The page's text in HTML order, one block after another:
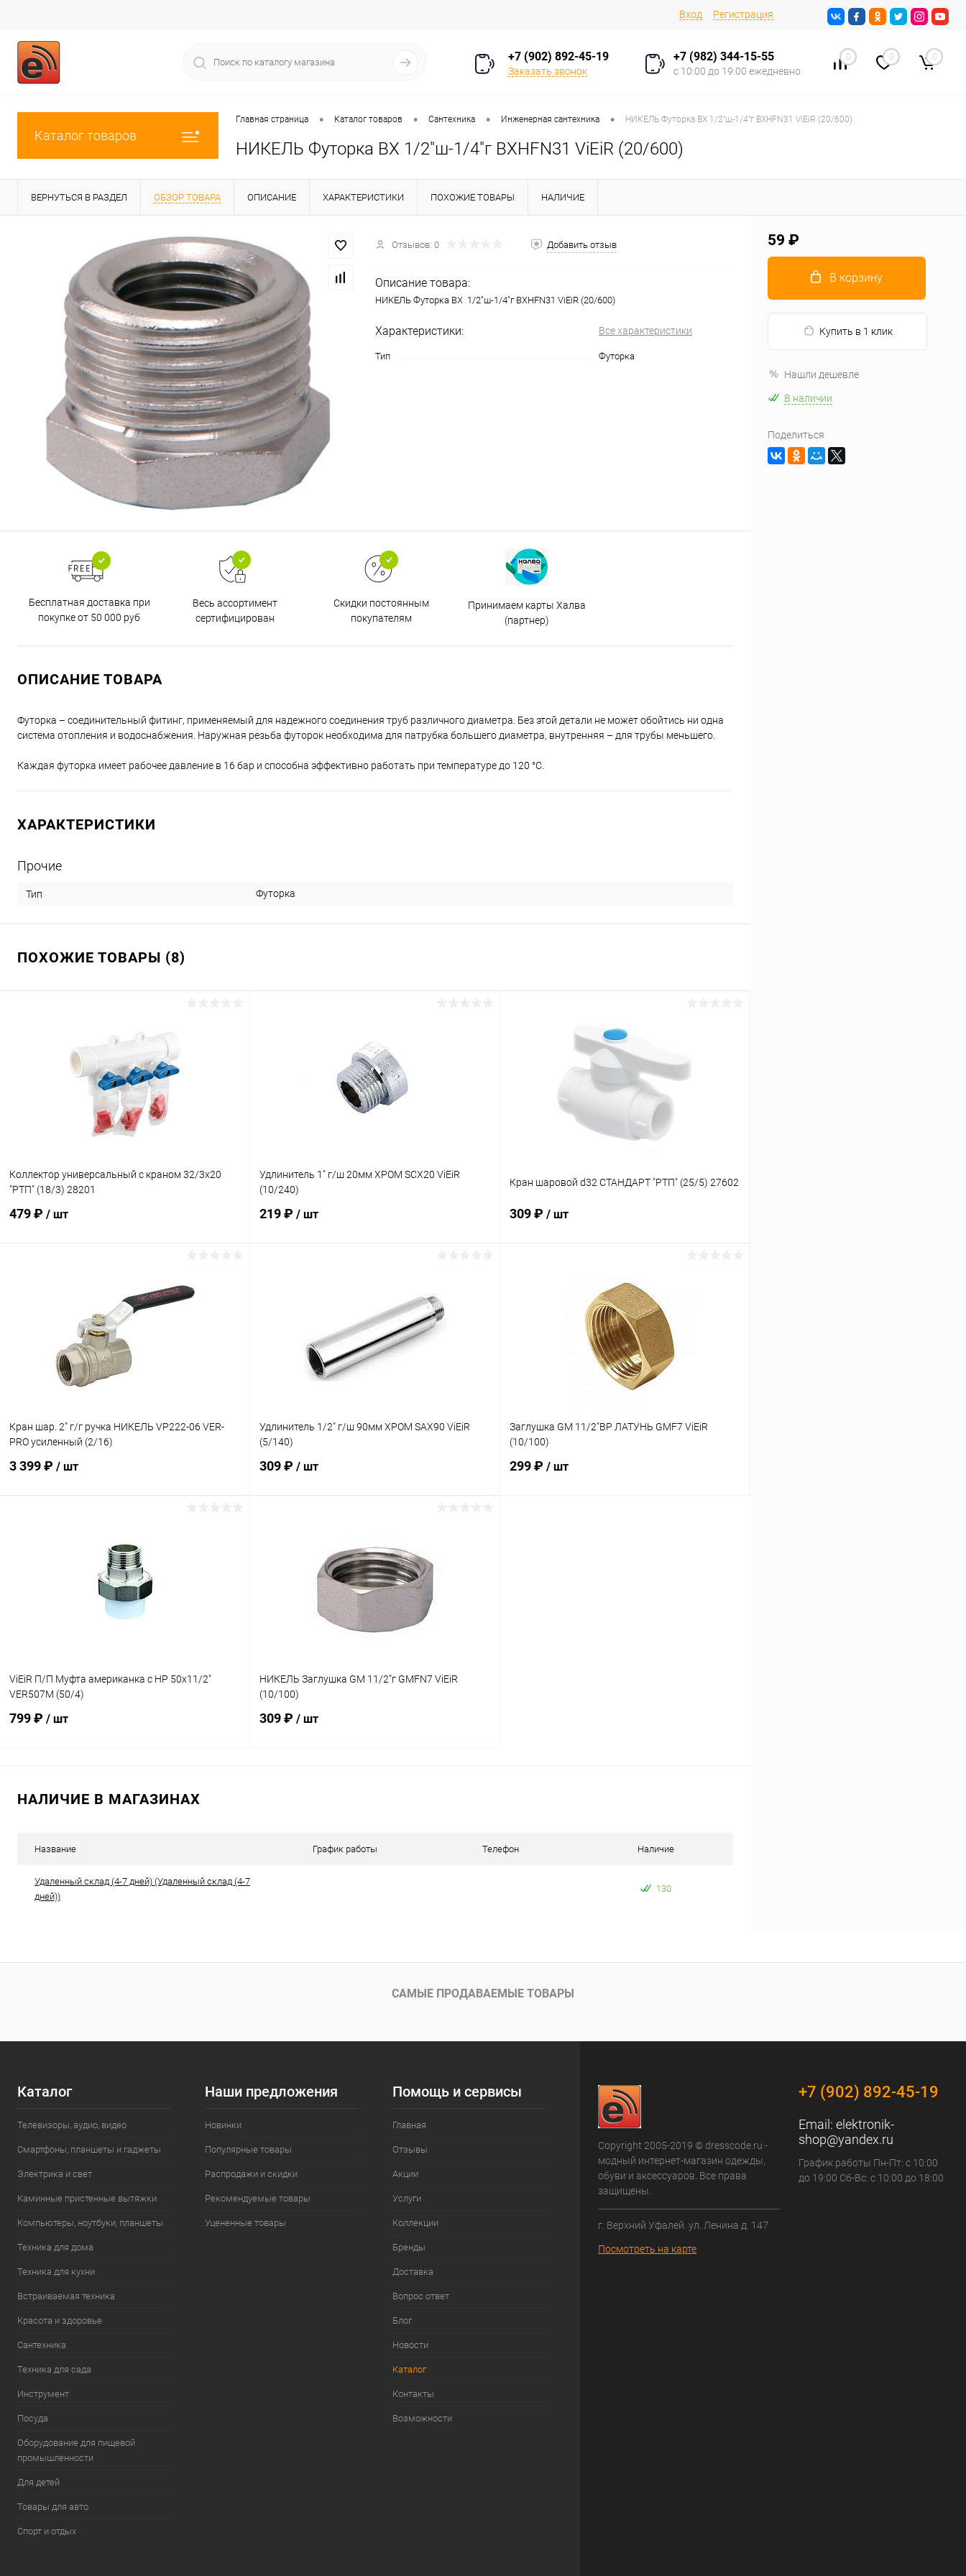
Вход Регистрация
+7 (902) 892-45-19
Заказать звонок
+7 (982) 344-15-55
с 10:00 до 19:00 ежедневно
0 0 0
Каталог товаров
Главная страница • Каталог товаров • Сантехника • Инженерная сантехника • НИКЕЛЬ Футорка ВХ 1/2"ш-1/4"г BXHFN31 ViEiR (20/600)
НИКЕЛЬ Футорка ВХ 1/2"ш-1/4"г BXHFN31 ViEiR (20/600)
ВЕРНУТЬСЯ В РАЗДЕЛ ОБЗОР ТОВАРА ОПИСАНИЕ ХАРАКТЕРИСТИКИ ПОХОЖИЕ ТОВАРЫ НАЛИЧИЕ
Отзывов: 0 Добавить отзыв
Описание товара:
НИКЕЛЬ Футорка ВХ 1/2"ш-1/4"г BXHFN31 ViEiR (20/600)
Характеристики: Все характеристики
Тип Футорка
Бесплатная доставка при
покупке от 50 000 руб
Весь ассортимент
сертифицирован
Скидки постоянным
покупателям
Принимаем карты Халва
(партнер)
ОПИСАНИЕ ТОВАРА
Футорка – соединительный фитинг, применяемый для надежного соединения труб различного диаметра. Без этой детали не может обойтись ни одна
система отопления и водоснабжения. Наружная резьба футорок необходима для патрубка большего диаметра, внутренняя – для трубы меньшего.
Каждая футорка имеет рабочее давление в 16 бар и способна эффективно работать при температуре до 120 °C.
ХАРАКТЕРИСТИКИ
Прочие
Тип Футорка
ПОХОЖИЕ ТОВАРЫ (8)
Коллектор универсальный с краном 32/3х20
"РТП" (18/3) 28201
479 ₽ / шт
К сравнению
Удлинитель 1" г/ш 20мм ХРОМ SCX20 ViEiR
(10/240)
219 ₽ / шт
К сравнению
В избранное В наличии
Кран шаровой d32 СТАНДАРТ "РТП" (25/5) 27602
309 ₽ / шт
Купить в 1 клик К сравнению
В наличии
Кран шар. 2" г/г ручка НИКЕЛЬ VP222-06 VER-
PRO усиленный (2/16)
3 399 ₽ / шт
Удлинитель 1/2" г/ш 90мм ХРОМ SAX90 ViEiR
(5/140)
309 ₽ / шт
Купить в 1 клик К сравнению
В наличии
Заглушка GM 11/2"ВР ЛАТУНЬ GMF7 ViEiR
(10/100)
299 ₽ / шт
ViEiR П/П Муфта американка с НР 50х11/2"
VER507M (50/4)
799 ₽ / шт
НИКЕЛЬ Заглушка GM 11/2"г GMFN7 ViEiR
(10/100)
309 ₽ / шт
НАЛИЧИЕ В МАГАЗИНАХ
Название График работы Телефон Наличие
Удаленный склад (4-7 дней) (Удаленный склад (4-7
дней))
130
59 ₽
В корзину
Купить в 1 клик
Нашли дешевле
В наличии
Поделиться
САМЫЕ ПРОДАВАЕМЫЕ ТОВАРЫ
Каталог
Телевизоры, аудио, видео
Смартфоны, планшеты и гаджеты
Электрика и свет
Каминные пристенные вытяжки
Компьютеры, ноутбуки, планшеты
Техника для дома
Техника для кухни
Встраиваемая техника
Красота и здоровье
Сантехника
Техника для сада
Инструмент
Посуда
Оборудование для пищевой
промышленности
Для детей
Товары для авто
Спорт и отдых
Наши предложения
Новинки
Популярные товары
Распродажи и скидки
Рекомендуемые товары
Уцененные товары
Помощь и сервисы
Главная
Отзывы
Акции
Услуги
Коллекции
Бренды
Доставка
Вопрос ответ
Блог
Новости
Каталог
Контакты
Возможности
Copyright 2005-2019 © dresscode.ru -
модный интернет-магазин одежды,
обуви и аксессуаров. Все права
защищены.
г. Верхний Уфалей. ул. Ленина д. 147
Посмотреть на карте
+7 (902) 892-45-19
Email: elektronik-
shop@yandex.ru
График работы Пн-Пт: с 10:00
до 19:00 Сб-Вс: с 10:00 до 18:00